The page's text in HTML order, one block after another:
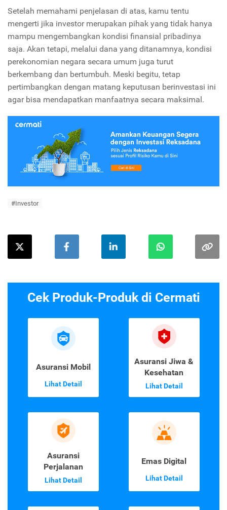
Setelah memahami penjelasan di atas, kamu tentu
mengerti jika investor merupakan pihak yang tidak hanya
mampu mengembangkan kondisi finansial pribadinya
saja. Akan tetapi, melalui dana yang ditanamnya, kondisi
perekonomian negara secara umum juga turut
berkembang dan bertumbuh. Meski begitu, tetap
pertimbangkan dengan matang keputusan berinvestasi ini
agar bisa mendapatkan manfaatnya secara maksimal.
#Investor
Cek Produk-Produk di Cermati
Asuransi Mobil
Lihat Detail
Asuransi Jiwa &
Kesehatan
Lihat Detail
Asuransi
Perjalanan
Lihat Detail
Emas Digital
Lihat Detail